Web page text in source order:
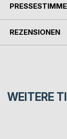
REZENSIONEN
WEITERE